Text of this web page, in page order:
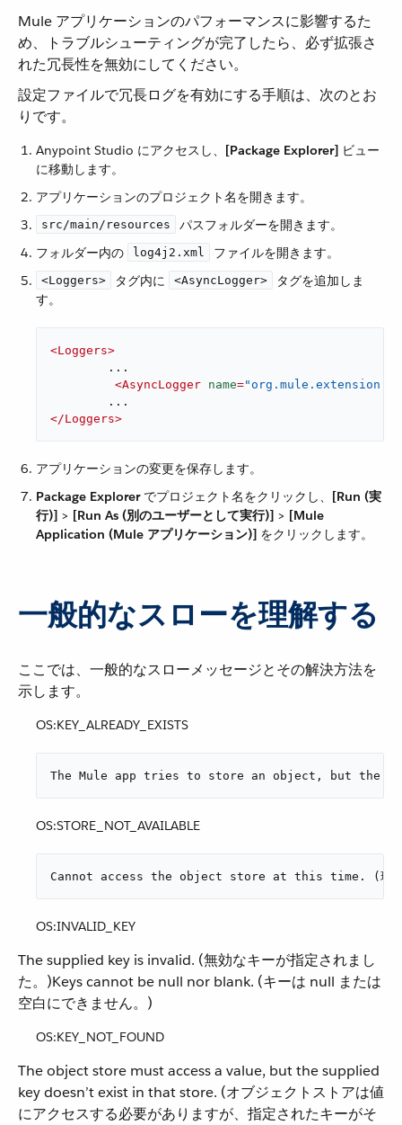
Mule アプリケーションのパフォーマンスに影響するた
め、トラブルシューティングが完了したら、必ず拡張さ
れた冗長性を無効にしてください。
設定ファイルで冗長ログを有効にする手順は、次のとお
りです。
Anypoint Studio にアクセスし、​ [Package Explorer] ​ ビュー
に移動します。
アプリケーションのプロジェクト名を開きます。
src/main/resources
​ パスフォルダーを開きます。
フォルダー内の ​
log4j2.xml ​ ファイルを開きます。
<Loggers> ​ タグ内に ​ <AsyncLogger>
​ タグを追加しま
す。
<Loggers>
<AsyncLogger name=
</Loggers>
アプリケーションの変更を保存します。
Package Explorer​ でプロジェクト名をクリックし、​ [Run (実
行)] ​ > ​ [Run As (別のユーザーとして実行)] ​ > ​ [Mule
Application (Mule アプリケーション)] ​ をクリックします。
一般的なスローを理解する
ここでは、一般的なスローメッセージとその解決方法を
示します。
OS:KEY_ALREADY_EXISTS
The Mule app tries to store an object, but the object
OS:STORE_NOT_AVAILABLE
Cannot access the object store at this time. (現在、オ
OS:INVALID_KEY
The supplied key is invalid. (無効なキーが指定されまし
た。)Keys cannot be null nor blank. (キーは null または
空白にできません。)
OS:KEY_NOT_FOUND
The object store must access a value, but the supplied
key doesn’t exist in that store. (オブジェクトストアは値
にアクセスする必要がありますが、指定されたキーがそ